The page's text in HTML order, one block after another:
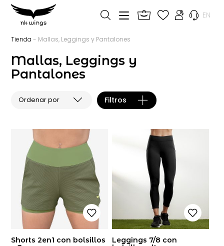
EN
Tienda - Mallas, Leggings y Pantalones
Mallas, Leggings y
Pantalones
Filtros
Shorts 2en1 con bolsillos
Leggings 7/8 con